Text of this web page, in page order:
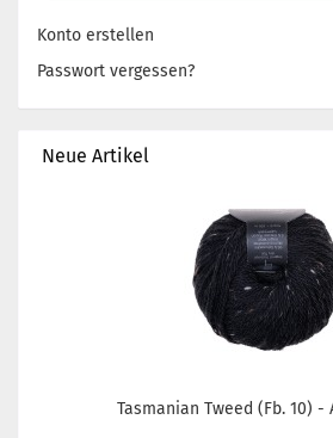
Konto erstellen
Passwort vergessen?
Neue Artikel
Tasmanian Tweed (Fb. 10)